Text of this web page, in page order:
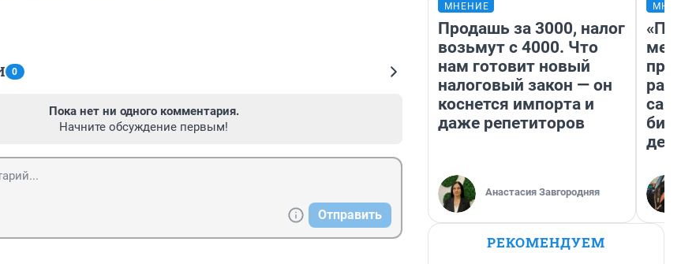
0
Пока нет ни одного комментария.
Начните обсуждение первым!
Отправить
МНЕНИЕ
Продашь за 3000, налог
возьмут с 4000. Что
нам готовит новый
налоговый закон — он
коснется импорта и
даже репетиторов
Анастасия Завгородняя
РЕКОМЕНДУЕМ